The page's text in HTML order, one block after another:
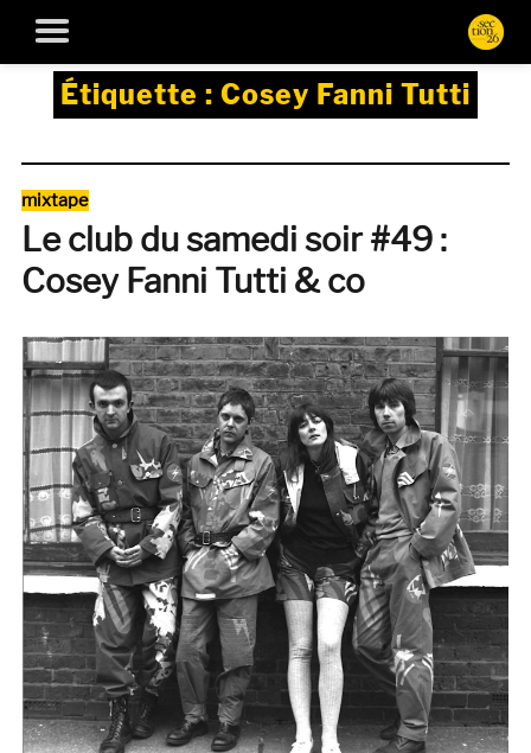
Étiquette : Cosey Fanni Tutti
Catégories
mixtape
Le club du samedi soir #49 :
Cosey Fanni Tutti & co